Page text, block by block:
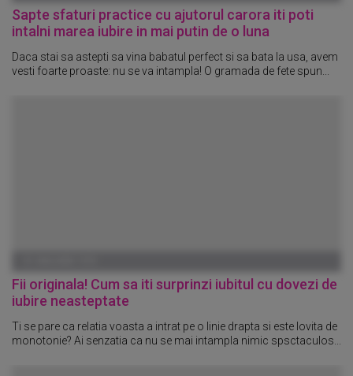
Sapte sfaturi practice cu ajutorul carora iti poti
intalni marea iubire in mai putin de o luna
Daca stai sa astepti sa vina babatul perfect si sa bata la usa, avem
vesti foarte proaste: nu se va intampla! O gramada de fete spun...
Fii originala! Cum sa iti surprinzi iubitul cu dovezi de
iubire neasteptate
Ti se pare ca relatia voasta a intrat pe o linie drapta si este lovita de
monotonie? Ai senzatia ca nu se mai intampla nimic spsctaculos...